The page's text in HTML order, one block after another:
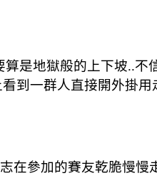
是地獄般的上下坡..
到一群人直接開外掛用
在參加的賽友乾脆慢